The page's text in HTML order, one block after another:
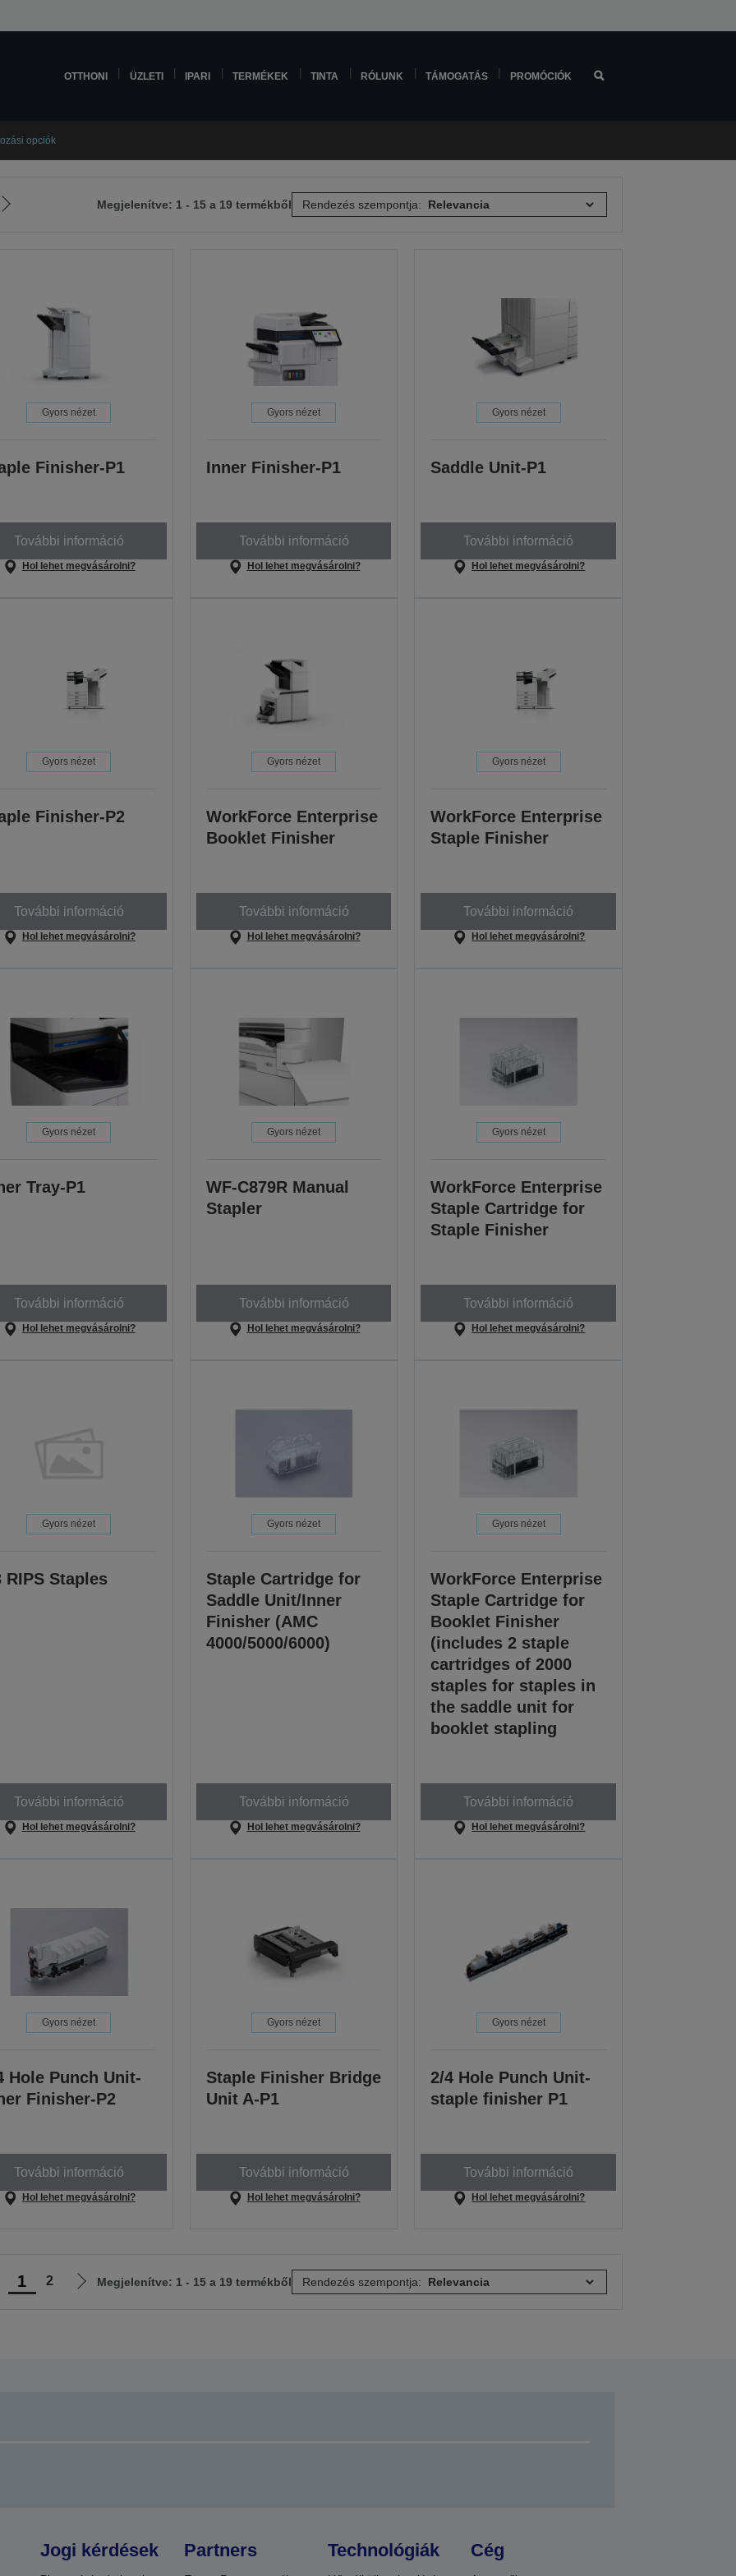
OTTHONI ÜZLETI IPARI TERMÉKEK TINTA RÓLUNK TÁMOGATÁS PROMÓCIÓK
opciók
Következő
Megjelenítve: 1 - 15 a 19 termékből Rendezés szempontja:
Gyors nézet
Finisher-P1
További információ
Hol lehet megvásárolni?
Gyors nézet
Inner Finisher-P1
További információ
Hol lehet megvásárolni?
Gyors nézet
Saddle Unit-P1
További információ
Hol lehet megvásárolni?
Gyors nézet
Finisher-P2
További információ
Hol lehet megvásárolni?
Gyors nézet
WorkForce Enterprise
Booklet Finisher
További információ
Hol lehet megvásárolni?
Gyors nézet
WorkForce Enterprise
Staple Finisher
További információ
Hol lehet megvásárolni?
Gyors nézet
Tray-P1
További információ
Hol lehet megvásárolni?
Gyors nézet
WF-C879R Manual
Stapler
További információ
Hol lehet megvásárolni?
Gyors nézet
WorkForce Enterprise
Staple Cartridge for
Staple Finisher
További információ
Hol lehet megvásárolni?
Gyors nézet
RIPS Staples
További információ
Hol lehet megvásárolni?
Gyors nézet
Staple Cartridge for
Saddle Unit/Inner
Finisher (AMC
4000/5000/6000)
További információ
Hol lehet megvásárolni?
Gyors nézet
WorkForce Enterprise
Staple Cartridge for
Booklet Finisher
(includes 2 staple
cartridges of 2000
staples for staples in
the saddle unit for
booklet stapling
További információ
Hol lehet megvásárolni?
Gyors nézet
Hole Punch Unit-
Finisher-P2
További információ
Hol lehet megvásárolni?
Gyors nézet
Staple Finisher Bridge
Unit A-P1
További információ
Hol lehet megvásárolni?
Gyors nézet
2/4 Hole Punch Unit-
staple finisher P1
További információ
Hol lehet megvásárolni?
1 2
Következő
Megjelenítve: 1 - 15 a 19 termékből Rendezés szempontja:
Jogi kérdések Partners Technológiák Cég